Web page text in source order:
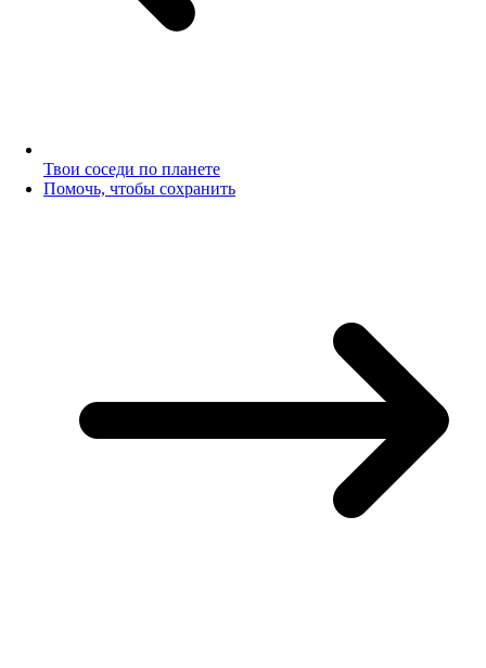
Твои соседи по планете
Помочь, чтобы сохранить